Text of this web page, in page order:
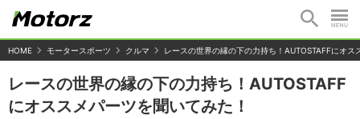
HOME モータースポーツ クルマ レースの世界の縁の下の力持ち！AUTOSTAFFにオス
レースの世界の縁の下の力持ち！AUTOSTAFF
にオススメパーツを聞いてみた！